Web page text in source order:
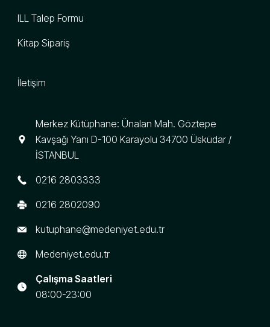
ILL Talep Formu
Kitap Sipariş
İletişim
Merkez Kütüphane: Ünalan Mah. Göztepe
Kavşağı Yanı D-100 Karayolu 34700 Üsküdar /
İSTANBUL
0216 2803333
0216 2802090
kutuphane@medeniyet.edu.tr
Medeniyet.edu.tr
Çalışma Saatleri
08:00-23:00